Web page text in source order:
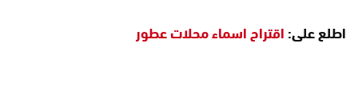
اطلع على:اقتراح اسماء محلات عطور